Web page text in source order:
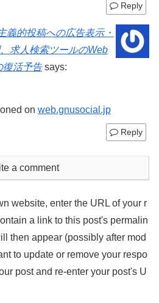
Reply
義的投稿への広告表示・
求人検索ツールのWeb
復活予告 says:
on web.gnusocial.jp
Reply
a comment
website, enter the URL of your r
a link to this post's permalin
then appear (possibly after mod
to update or remove your respo
post and re-enter your post's U